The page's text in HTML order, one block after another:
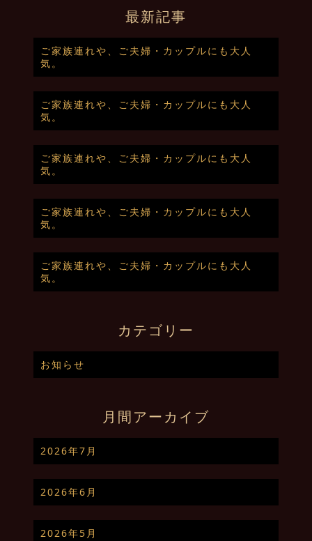
最新記事
ご家族連れや、ご夫婦・カップルにも大人
気。
ご家族連れや、ご夫婦・カップルにも大人
気。
ご家族連れや、ご夫婦・カップルにも大人
気。
ご家族連れや、ご夫婦・カップルにも大人
気。
ご家族連れや、ご夫婦・カップルにも大人
気。
カテゴリー
お知らせ
月間アーカイブ
2026年7月
2026年6月
2026年5月